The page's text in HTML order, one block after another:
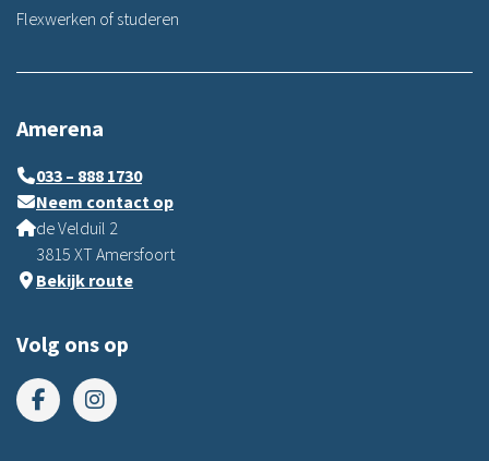
Flexwerken of studeren
Amerena
033 – 888 1730
Neem contact op
de Velduil 2
3815 XT Amersfoort
Bekijk route
Volg ons op